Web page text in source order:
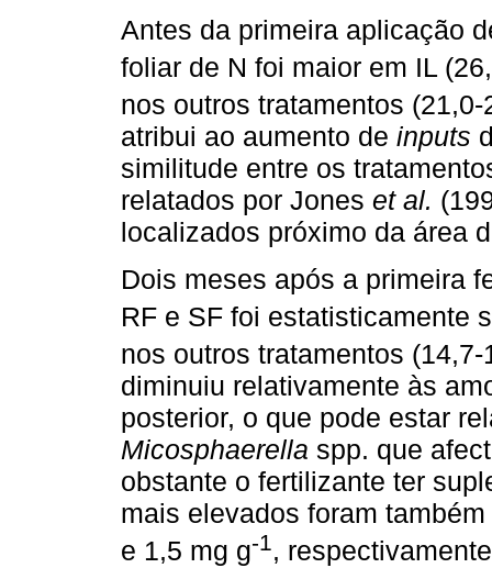
Antes da primeira aplicação
foliar de N foi maior em IL
nos outros tratamentos (21,0-
atribui ao aumento de inputs
similitude entre os
relatados por Jones et al.
localizados próximo da área
Dois meses após a primeira
RF e SF foi estatisticamente
nos outros tratamentos (14,7-
diminuiu relativamente às
posterior, o que pode estar
Micosphaerella spp. que
obstante o fertilizante ter
mais elevados foram
e 1,5 mg g-1,